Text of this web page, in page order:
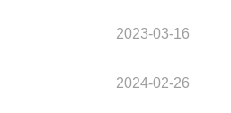
2023-03-16
2024-02-26